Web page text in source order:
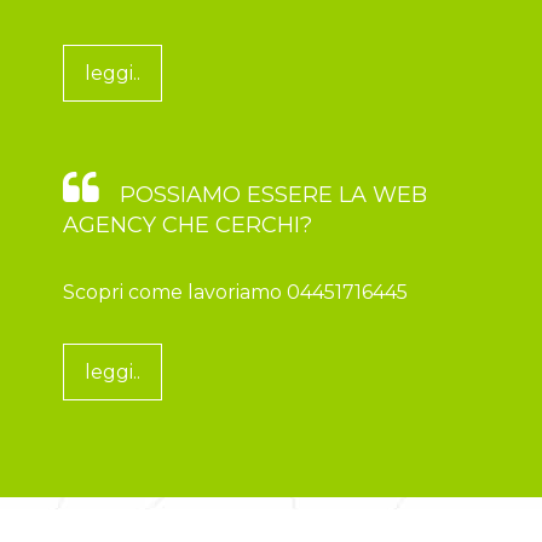
leggi..
POSSIAMO ESSERE LA WEB
AGENCY CHE CERCHI?
Scopri come lavoriamo 04451716445
leggi..